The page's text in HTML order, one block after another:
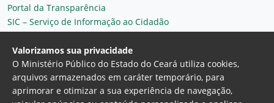
Portal da Transparência
SIC – Serviço de Informação ao Cidadão
Plantão MP do Ceará
Secretaria Geral
Valorizamos sua privacidade
O Ministério Público do Estado do Ceará utiliza cookies,
arquivos armazenados em caráter temporário, para
aprimorar e otimizar a sua experiência de navegação,